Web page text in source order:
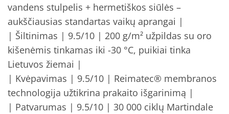
vandens stulpelis + hermetiškos siūlės –
aukščiausias standartas vaikų aprangai |
| Šiltinimas | 9.5/10 | 200 g/m² užpildas su oro
kišenėmis tinkamas iki -30 °C, puikiai tinka
Lietuvos žiemai |
| Kvėpavimas | 9.5/10 | Reimatec® membranos
technologija užtikrina prakaito išgarinimą |
| Patvarumas | 9.5/10 | 30 000 ciklų Martindale